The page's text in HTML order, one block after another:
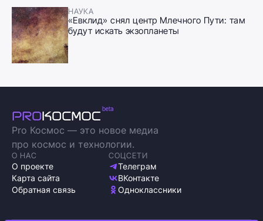
НАУКА
«Евклид» снял центр Млечного Пути: там
будут искать экзопланеты
Pro Космос — это новое медиа
про космос и технологии.
О НАС
О проекте
Карта сайта
Обратная связь
СОЦСЕТИ
Телеграм
ВКонтакте
Одноклассники